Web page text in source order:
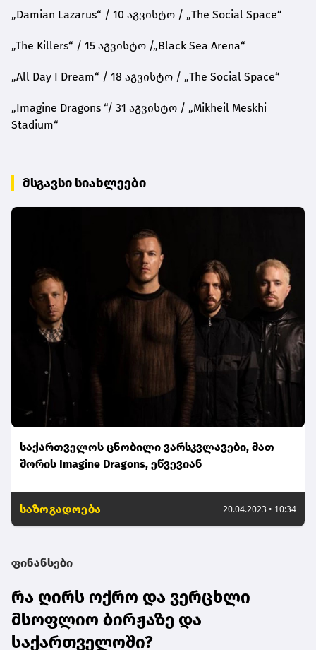
„Damian Lazarus“ / 10 აგვისტო / „The Social Space“
„The Killers“ / 15 აგვისტო /„Black Sea Arena“
„All Day I Dream“ / 18 აგვისტო / „The Social Space“
„Imagine Dragons “/ 31 აგვისტო / „Mikheil Meskhi
Stadium“
მსგავსი სიახლეები
საქართველოს ცნობილი ვარსკვლავები, მათ
შორის Imagine Dragons, ეწვევიან
საზოგადოება 20.04.2023 • 10:34
ფინანსები
რა ღირს ოქრო და ვერცხლი
მსოფლიო ბირჟაზე და
საქართველოში?